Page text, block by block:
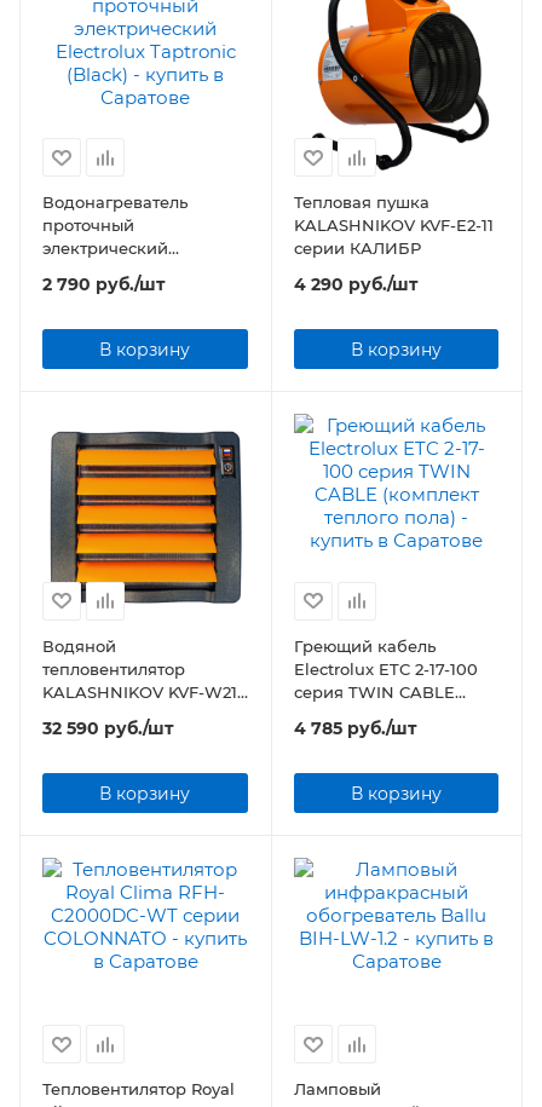
Водонагреватель
проточный
электрический
Electrolux Taptronic
(Black)
2 790 руб./шт
В корзину
Тепловая пушка
KALASHNIKOV KVF-E2-11
серии КАЛИБР
4 290 руб./шт
В корзину
Водяной
тепловентилятор
KALASHNIKOV KVF-W21-
32 590 руб./шт
В корзину
Греющий кабель
Electrolux ETC 2-17-100
серия TWIN CABLE
(комплект теплого пола)
4 785руб./шт
В корзину
Тепловентилятор Royal
Ламповый